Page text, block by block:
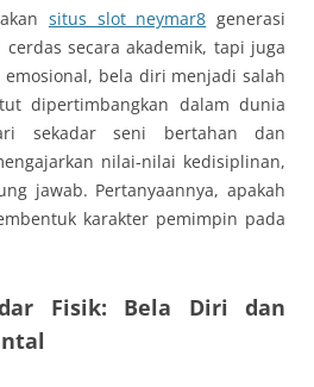
situs slot neymar8 generasi
secara akademik, tapi juga
bela diri menjadi salah
dipertimbangkan dalam dunia
sekadar seni bertahan dan
nilai-nilai kedisiplinan,
jawab. Pertanyaannya, apakah
karakter pemimpin pada
Fisik: Bela Diri dan